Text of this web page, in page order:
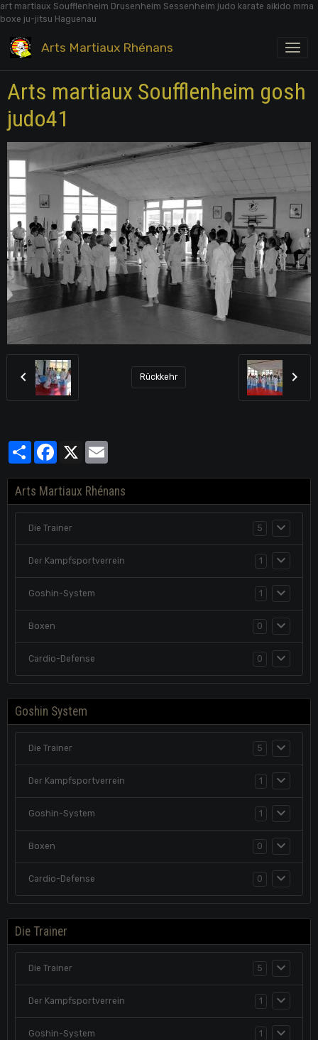
art martiaux Soufflenheim Drusenheim Sessenheim judo karate aikido mma
boxe ju-jitsu Haguenau
Arts Martiaux Rhénans
Arts martiaux Soufflenheim gosh
judo41
Rückkehr
PartagerFacebook
Arts Martiaux Rhénans
Die Trainer 5
Der Kampfsportverrein 1
Goshin-System 1
Boxen 0
Cardio-Defense 0
Goshin System
Die Trainer 5
Der Kampfsportverrein 1
Goshin-System 1
Boxen 0
Cardio-Defense 0
Die Trainer
Die Trainer 5
Der Kampfsportverrein 1
Goshin-System 1